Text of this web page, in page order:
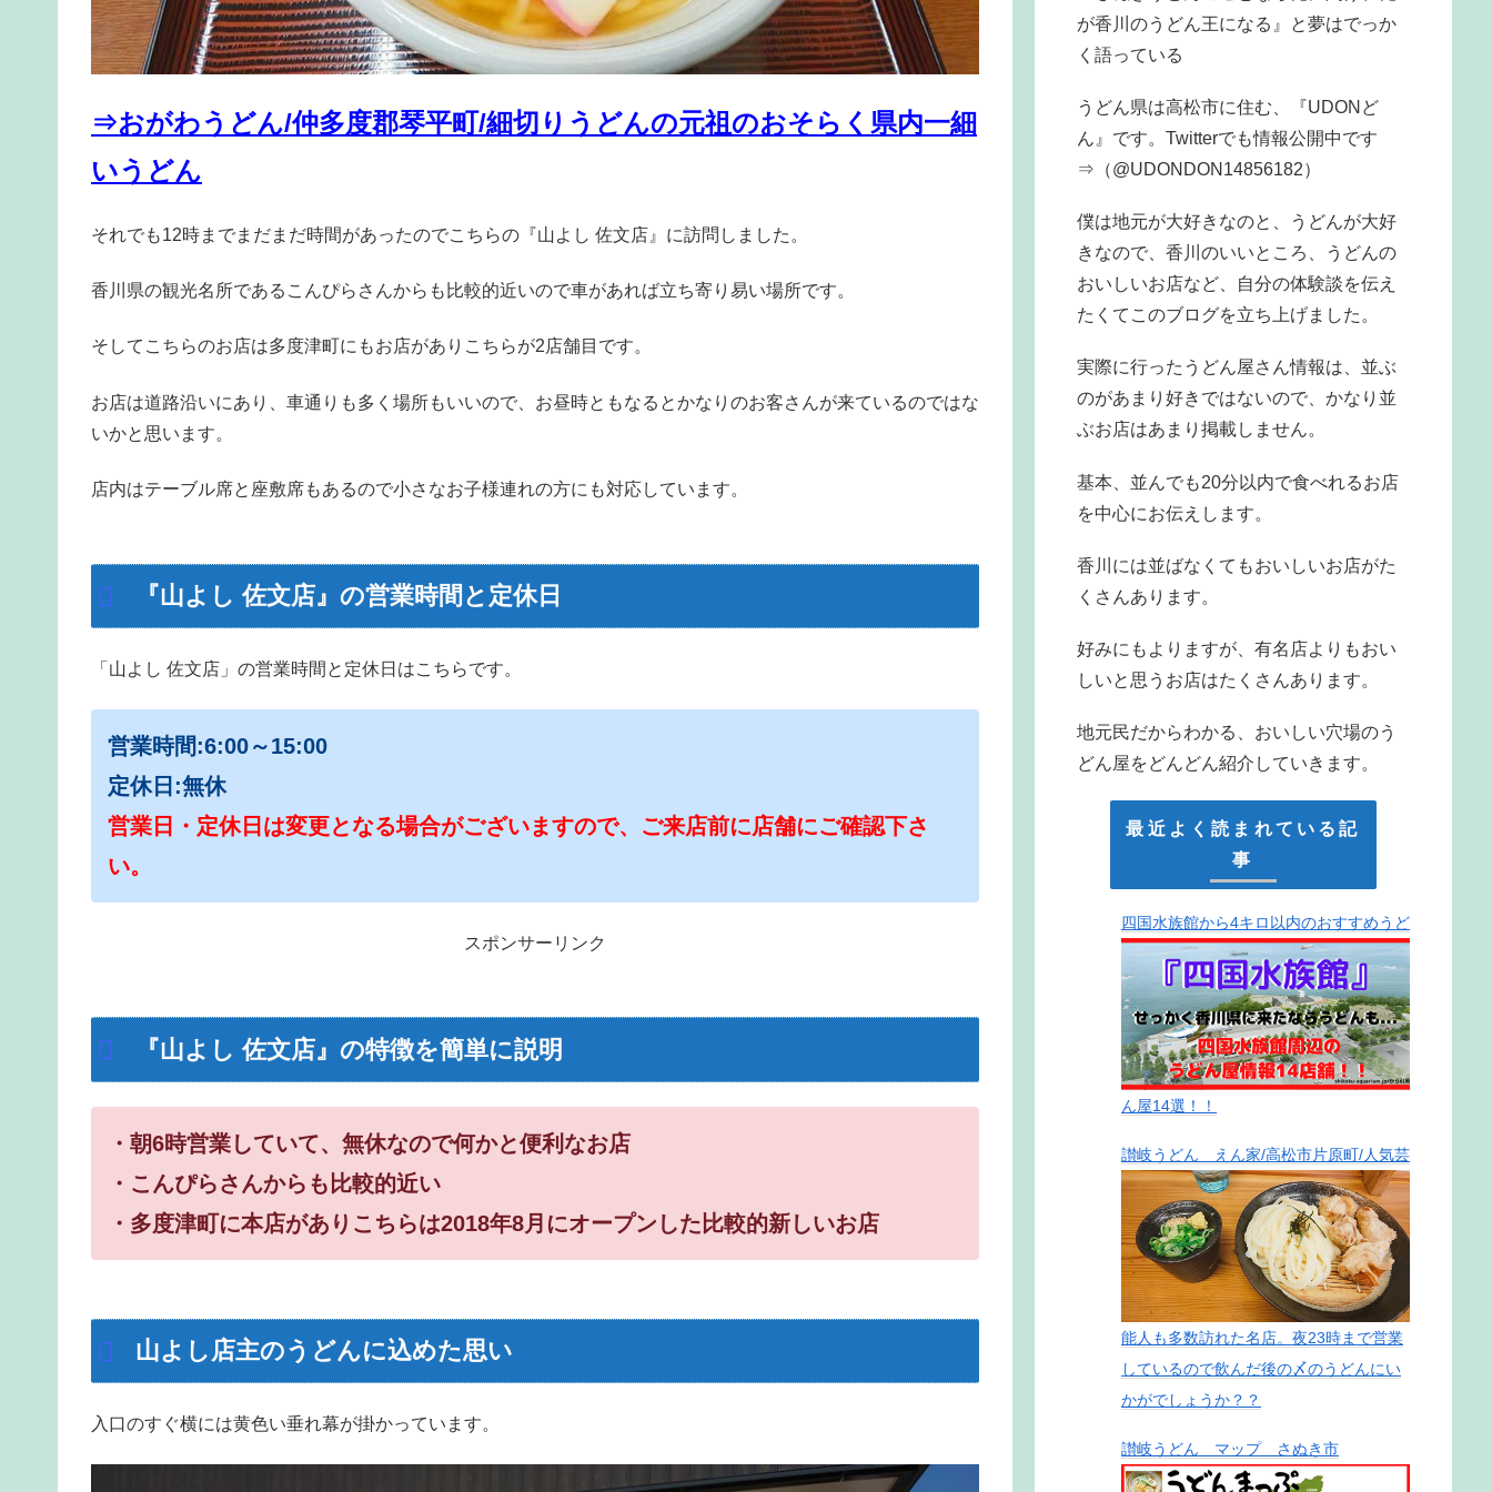
⇒おがわうどん/仲多度郡琴平町/細切りうどんの元祖のおそらく県内一細
いうどん
それでも12時までまだまだ時間があったのでこちらの『山よし 佐文店』に訪問しました。
香川県の観光名所であるこんぴらさんからも比較的近いので車があれば立ち寄り易い場所です。
そしてこちらのお店は多度津町にもお店がありこちらが2店舗目です。
お店は道路沿いにあり、車通りも多く場所もいいので、お昼時ともなるとかなりのお客さんが来ているのではな
いかと思います。
店内はテーブル席と座敷席もあるので小さなお子様連れの方にも対応しています。
『山よし 佐文店』の営業時間と定休日
「山よし 佐文店」の営業時間と定休日はこちらです。
営業時間:6:00～15:00
定休日:無休
営業日・定休日は変更となる場合がございますので、ご来店前に店舗にご確認下さ
い。
スポンサーリンク
『山よし 佐文店』の特徴を簡単に説明
・朝6時営業していて、無休なので何かと便利なお店
・こんぴらさんからも比較的近い
・多度津町に本店がありこちらは2018年8月にオープンした比較的新しいお店
山よし店主のうどんに込めた思い
入口のすぐ横には黄色い垂れ幕が掛かっています。
が香川のうどん王になる』と夢はでっか
く語っている
うどん県は高松市に住む、『UDONど
ん』です。Twitterでも情報公開中です
⇒（@UDONDON14856182）
僕は地元が大好きなのと、うどんが大好
きなので、香川のいいところ、うどんの
おいしいお店など、自分の体験談を伝え
たくてこのブログを立ち上げました。
実際に行ったうどん屋さん情報は、並ぶ
のがあまり好きではないので、かなり並
ぶお店はあまり掲載しません。
基本、並んでも20分以内で食べれるお店
を中心にお伝えします。
香川には並ばなくてもおいしいお店がた
くさんあります。
好みにもよりますが、有名店よりもおい
しいと思うお店はたくさんあります。
地元民だからわかる、おいしい穴場のう
どん屋をどんどん紹介していきます。
最近よく読まれている記
事
四国水族館から4キロ以内のおすすめうど
ん屋14選！！
讃岐うどん えん家/高松市片原町/人気芸
能人も多数訪れた名店。夜23時まで営業
しているので飲んだ後の〆のうどんにい
かがでしょうか？？
讃岐うどん マップ さぬき市